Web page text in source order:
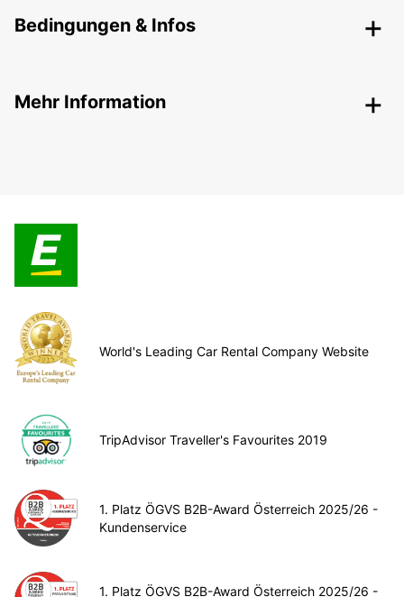
Bedingungen & Infos
Mehr Information
World's Leading Car Rental Company Website
TripAdvisor Traveller's Favourites 2019
1. Platz ÖGVS B2B-Award Österreich 2025/26 -
Kundenservice
1. Platz ÖGVS B2B-Award Österreich 2025/26 -